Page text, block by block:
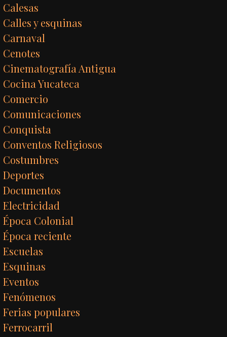
Calesas
Calles y esquinas
Carnaval
Cenotes
Cinematografía Antigua
Cocina Yucateca
Comercio
Comunicaciones
Conquista
Conventos Religiosos
Costumbres
Deportes
Documentos
Electricidad
Época Colonial
Época reciente
Escuelas
Esquinas
Eventos
Fenómenos
Ferias populares
Ferrocarril